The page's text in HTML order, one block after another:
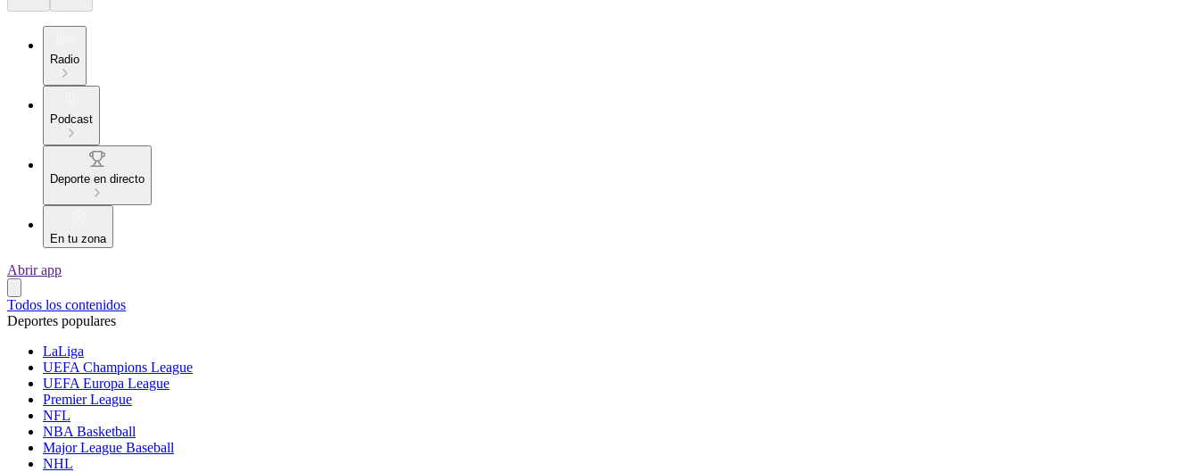
Radio
Podcast
Deporte en directo
En tu zona
Abrir app
Todos los contenidos
Deportes populares
LaLiga
UEFA Champions League
UEFA Europa League
Premier League
NFL
NBA Basketball
Major League Baseball
NHL